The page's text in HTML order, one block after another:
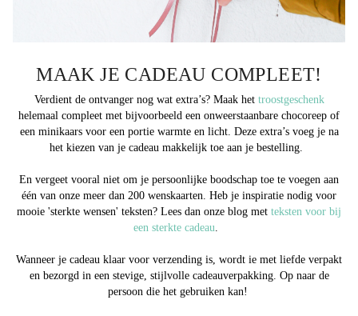
MAAK JE CADEAU COMPLEET!
Verdient de ontvanger nog wat extra’s? Maak het troostgeschenk
helemaal compleet met bijvoorbeeld een onweerstaanbare chocoreep of
een minikaars voor een portie warmte en licht. Deze extra’s voeg je na
het kiezen van je cadeau makkelijk toe aan je bestelling.
En vergeet vooral niet om je persoonlijke boodschap toe te voegen aan
één van onze meer dan 200 wenskaarten. Heb je inspiratie nodig voor
mooie 'sterkte wensen' teksten? Lees dan onze blog met teksten voor bij
een sterkte cadeau.
Wanneer je cadeau klaar voor verzending is, wordt ie met liefde verpakt
en bezorgd in een stevige, stijlvolle cadeauverpakking. Op naar de
persoon die het gebruiken kan!